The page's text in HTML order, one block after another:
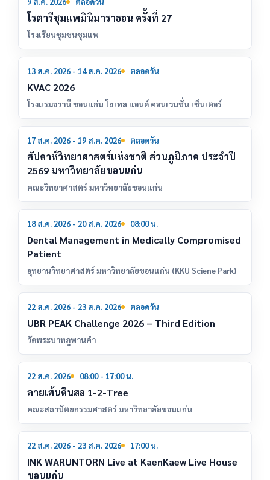
ส.ค.
โรตารีชุมแพมินิมาราธอน ครั้งที่ 27
โรงเรียนชุมชนชุมแพ
13
ส.ค.
13 ส.ค. 2026 - 14 ส.ค. 2026 ตลอดวัน
KVAC 2026
โรงแรมอวานี ขอนแก่น โฮเทล แอนด์ คอนเวนชั่น เซ็นเตอร์
17
ส.ค.
17 ส.ค. 2026 - 19 ส.ค. 2026 ตลอดวัน
สัปดาห์วิทยาศาสตร์แห่งชาติ ส่วนภูมิภาค ประจำปี
2569 มหาวิทยาลัยขอนแก่น
คณะวิทยาศาสตร์ มหาวิทยาลัยขอนแก่น
18
ส.ค.
18 ส.ค. 2026 - 20 ส.ค. 2026 08:00 น.
Dental Management in Medically Compromised
Patient
อุทยานวิทยาศาสตร์ มหาวิทยาลัยขอนแก่น (KKU Sciene Park)
22
ส.ค.
22 ส.ค. 2026 - 23 ส.ค. 2026 ตลอดวัน
UBR PEAK Challenge 2026 – Third Edition
วัดพระบาทภูพานคำ
22
ส.ค.
22 ส.ค. 2026 08:00 - 17:00 น.
ลายเส้นดินสอ 1-2-Tree
คณะสถาปัตยกรรมศาสตร์ มหาวิทยาลัยขอนแก่น
22
ส.ค.
22 ส.ค. 2026 - 23 ส.ค. 2026 17:00 น.
INK WARUNTORN Live at KaenKaew Live House
ขอนแก่น